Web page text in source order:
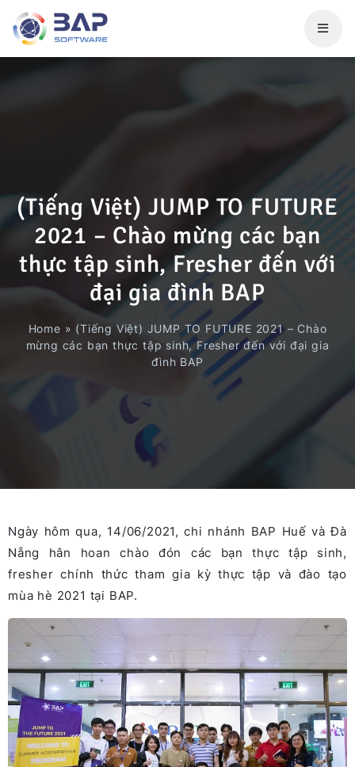
(Tiếng Việt) JUMP TO FUTURE
2021 – Chào mừng các bạn
thực tập sinh, Fresher đến với
đại gia đình BAP
Home » (Tiếng Việt) JUMP TO FUTURE 2021 – Chào
mừng các bạn thực tập sinh, Fresher đến với đại gia
đình BAP
Ngày hôm qua, 14/06/2021, chi nhánh BAP Huế và Đà
Nẵng hân hoan chào đón các bạn thực tập sinh,
fresher chính thức tham gia kỳ thực tập và đào tạo
mùa hè 2021 tại BAP.